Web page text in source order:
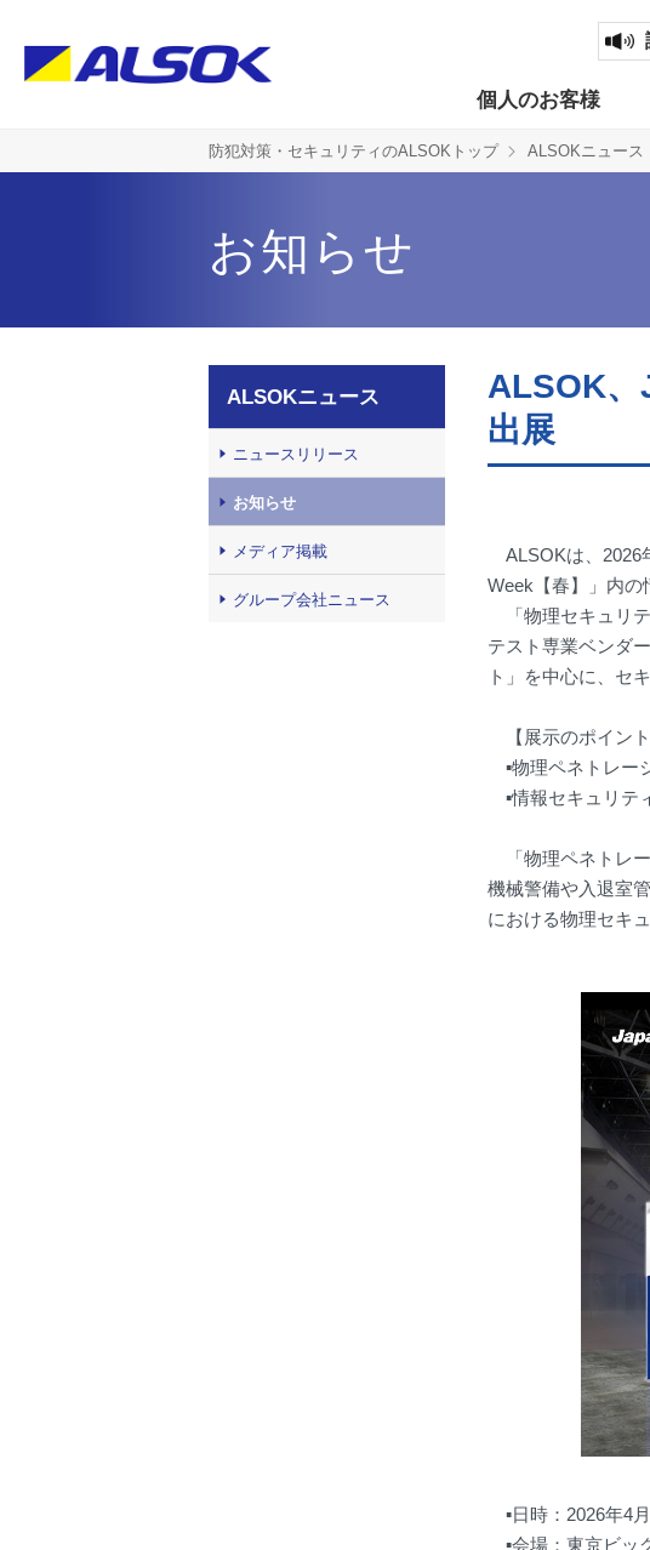
個人のお客様
防犯対策・セキュリティのALSOKトップ ALSOKニュース
お知らせ
ALSOK、
出展
ALSOKは、2026
Week【春】」内の
「物理セキュリ
テスト専業ベンダ
ト」を中心に、セ
【展示のポイント
▪物理ペネトレー
▪情報セキュリテ
「物理ペネトレ
機械警備や入退室
における物理セキ
▪日時：2026年4
▪会場：東京ビッ
ALSOKニュース
ニュースリリース
お知らせ
メディア掲載
グループ会社ニュース